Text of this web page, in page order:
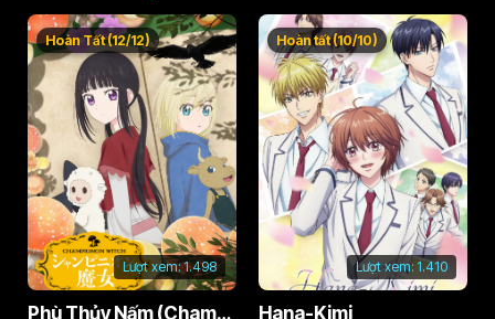
Lượt xem:1.498
Hoàn Tất (12/12)
Phù Thủy Nấm (Champignon no Majo)
Lượt xem: 1.410
Hoàn tất (10/10)
Hana-Kimi